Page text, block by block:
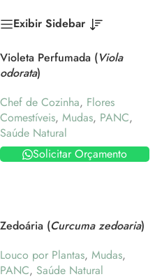
Exibir Sidebar
Violeta Perfumada (Viola
odorata)
Chef de Cozinha, Flores
Comestíveis, Mudas, PANC,
Saúde Natural
Solicitar Orçamento
Zedoária (Curcuma zedoaria)
Louco por Plantas, Mudas,
PANC, Saúde Natural